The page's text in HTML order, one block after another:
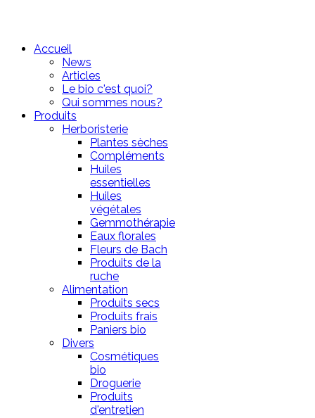
Accueil
News
Articles
Le bio c'est quoi?
Qui sommes nous?
Produits
Herboristerie
Plantes sèches
Compléments
Huiles
essentielles
Huiles
végétales
Gemmothérapie
Eaux florales
Fleurs de Bach
Produits de la
ruche
Alimentation
Produits secs
Produits frais
Paniers bio
Divers
Cosmétiques
bio
Droguerie
Produits
d'entretien